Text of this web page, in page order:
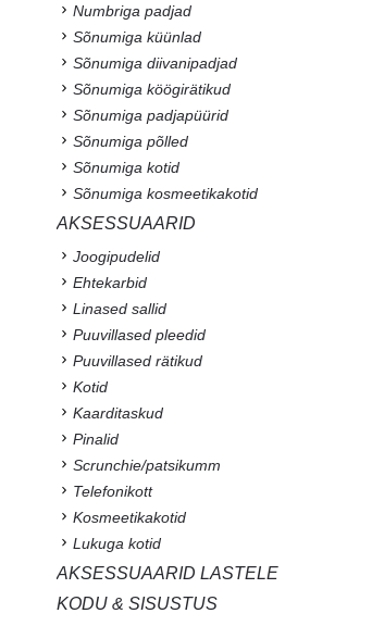
Numbriga padjad
Sõnumiga küünlad
Sõnumiga diivanipadjad
Sõnumiga köögirätikud
Sõnumiga padjapüürid
Sõnumiga põlled
Sõnumiga kotid
Sõnumiga kosmeetikakotid
AKSESSUAARID
Joogipudelid
Ehtekarbid
Linased sallid
Puuvillased pleedid
Puuvillased rätikud
Kotid
Kaarditaskud
Pinalid
Scrunchie/patsikumm
Telefonikott
Kosmeetikakotid
Lukuga kotid
AKSESSUAARID LASTELE
KODU & SISUSTUS